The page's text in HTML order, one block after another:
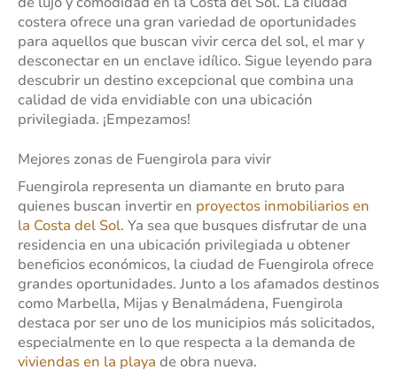
costera ofrece una gran variedad de oportunidades
para aquellos que buscan vivir cerca del sol, el mar y
desconectar en un enclave idílico. Sigue leyendo para
descubrir un destino excepcional que combina una
calidad de vida envidiable con una ubicación
privilegiada. ¡Empezamos!
Mejores zonas de Fuengirola para vivir
Fuengirola representa un diamante en bruto para
quienes buscan invertir en proyectos inmobiliarios en
la Costa del Sol. Ya sea que busques disfrutar de una
residencia en una ubicación privilegiada u obtener
beneficios económicos, la ciudad de Fuengirola ofrece
grandes oportunidades. Junto a los afamados destinos
como Marbella, Mijas y Benalmádena, Fuengirola
destaca por ser uno de los municipios más solicitados,
especialmente en lo que respecta a la demanda de
viviendas en la playa de obra nueva.